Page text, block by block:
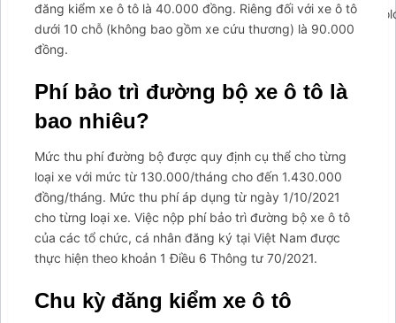
đăng kiểm xe ô tô là 40.000 đồng. Riêng đối với xe ô tô
dưới 10 chỗ (không bao gồm xe cứu thương) là 90.000
đồng.
Phí bảo trì đường bộ xe ô tô là
bao nhiêu?
Mức thu phí đường bộ được quy định cụ thể cho từng
loại xe với mức từ 130.000/tháng cho đến 1.430.000
đồng/tháng. Mức thu phí áp dụng từ ngày 1/10/2021
cho từng loại xe. Việc nộp phí bảo trì đường bộ xe ô tô
của các tổ chức, cá nhân đăng ký tại Việt Nam được
thực hiện theo khoản 1 Điều 6 Thông tư 70/2021.
Chu kỳ đăng kiểm xe ô tô
arcItem={};arcItem.id='msg-item-1';arcItem.class='msg-
item-facebook-